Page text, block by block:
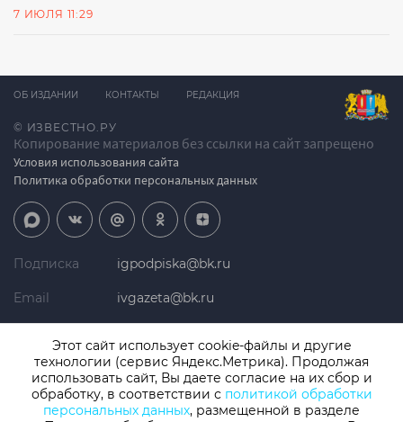
7 ИЮЛЯ 11:29
© ИЗВЕСТНО.РУ
Копирование материалов без ссылки на сайт запрещено
Условия использования сайта
Политика обработки персональных данных
ОБ ИЗДАНИИ КОНТАКТЫ РЕДАКЦИЯ
Подписка igpodpiska@bk.ru
Email ivgazeta@bk.ru
Телефон +7 (4932) 41-94-81
Этот сайт использует cookie-файлы и другие
технологии (сервис Яндекс.Метрика). Продолжая
использовать сайт, Вы даете согласие на их сбор и
обработку, в соответствии с политикой обработки
персональных данных, размещенной в разделе